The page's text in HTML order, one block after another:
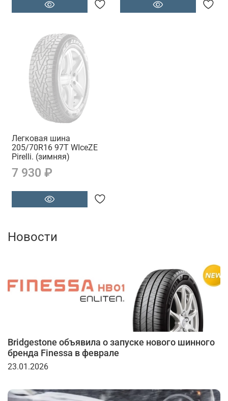
Легковая шина
205/70R16 97T WIceZE
Pirelli. (зимняя)
7 930 ₽
Новости
Bridgestone объявила о запуске нового шинного
бренда Finessa в феврале
23.01.2026